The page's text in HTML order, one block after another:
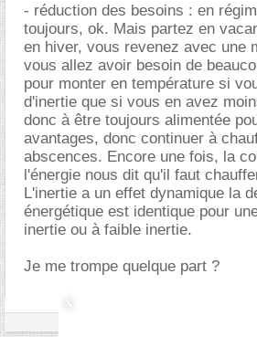
- réduction des besoins : en
toujours, ok. Mais partez en
en hiver, vous revenez avec une
vous allez avoir besoin de
pour monter en température si
d'inertie que si vous en avez
donc à être toujours alimentée
avantages, donc continuer à
abscences. Encore une fois, la
l'énergie nous dit qu'il faut
L'inertie a un effet dynamique la
énergétique est identique pour
inertie ou à faible inertie.
Je me trompe quelque part ?